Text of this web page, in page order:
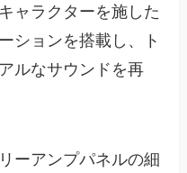
ャラクターを施した
ションを搭載し、ト
ルなサウンドを再
ーアンプパネルの細